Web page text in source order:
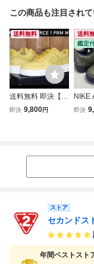
この商品も注目され
送料無料
送料無料 即決【未
使用】 ナイキ ★
即決 9,800円
送料
鑑定
NIKE
1
即決
ストア
セカンドス
年間ベストスト